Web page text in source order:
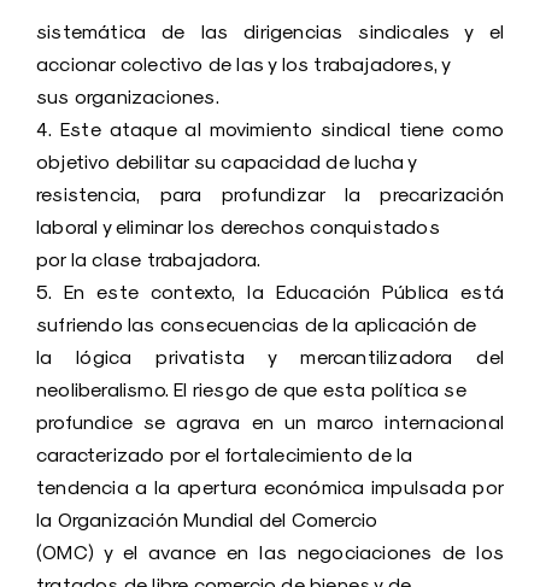
sistemática de las dirigencias sindicales y el
accionar colectivo de las y los trabajadores, y
sus organizaciones.
4. Este ataque al movimiento sindical tiene como
objetivo debilitar su capacidad de lucha y
resistencia, para profundizar la precarización
laboral y eliminar los derechos conquistados
por la clase trabajadora.
5. En este contexto, la Educación Pública está
sufriendo las consecuencias de la aplicación de
la lógica privatista y mercantilizadora del
neoliberalismo. El riesgo de que esta política se
profundice se agrava en un marco internacional
caracterizado por el fortalecimiento de la
tendencia a la apertura económica impulsada por
la Organización Mundial del Comercio
(OMC) y el avance en las negociaciones de los